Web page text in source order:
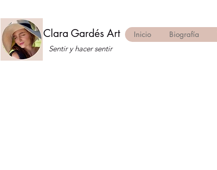
Inicio Biografía
Clara Gardés Art
Sentir y hacer sentir